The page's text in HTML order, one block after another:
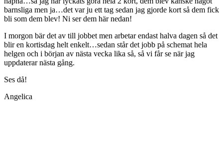
barnsliga men ja…det var ju ett tag sedan jag gjorde kort så dem fick
bli som dem blev! Ni ser dem här nedan!
I morgon bär det av till jobbet men arbetar endast halva dagen så det
blir en kortisdag helt enkelt…sedan står det jobb på schemat hela
helgen och i början av nästa vecka lika så, så vi får se när jag
uppdaterar nästa gång.
Ses då!
Angelica